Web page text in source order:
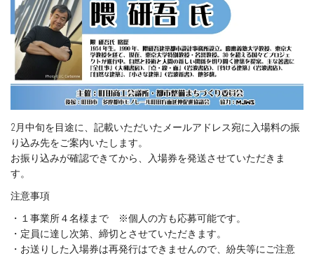
2月中旬を目途に、記載いただいたメールアドレス宛に入場料の振
り込み先をご案内いたします。
お振り込みが確認できてから、入場券を発送させていただきま
す。
注意事項
・１事業所４名様まで ※個人の方も応募可能です。
・定員に達し次第、締切とさせていただきます。
・お送りした入場券は再発行はできませんので、紛失等にご注意